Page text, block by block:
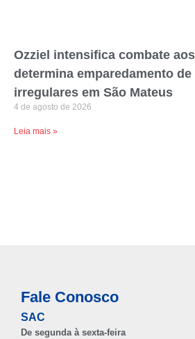
Ozziel intensifica combate
determina emparedamento de
irregulares em São Mateus
4 de agosto de 2026
Leia mais »
Fale Conosco
SAC
De segunda à sexta-feira